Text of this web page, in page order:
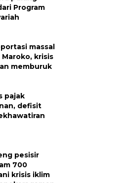
Program
massal
krisis
memburuk
pajak
defisit
pesisir
700
krisis iklim